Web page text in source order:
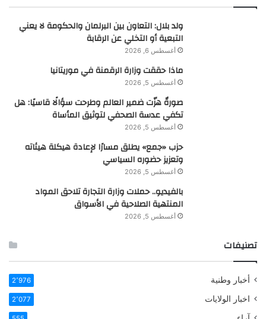
ولد بلال: التعاون بين البرلمان والحكومة لا يعني
التبعية أو التخلي عن الرقابة
أغسطس 6, 2026
ماذا حققت وزارة الرقمنة في موريتانيا
أغسطس 5, 2026
صورةٌ هزّت ضمير العالم وطرحت سؤالًا قاسيًا: هل
تكفي عدسة الصحفي لتوثيق المأساة
أغسطس 5, 2026
حزب «جمع» يطلق مسارًا لإعادة هيكلة هيئاته
وتعزيز حضوره السياسي
أغسطس 5, 2026
بالفيديو.. حملات وزارة التجارة تلاحق المواد
المنتهية الصلاحية في الأسواق
أغسطس 5, 2026
تصنيفات
أخبار وطنية 2٬976
اخبار الولايات 2٬077